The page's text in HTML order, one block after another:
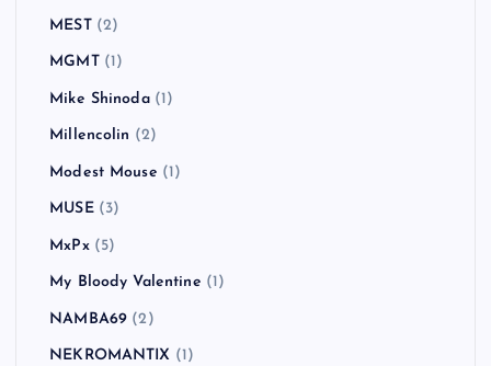
MEST(2)
MGMT(1)
Mike Shinoda(1)
Millencolin (2)
Modest Mouse (1)
MUSE(3)
MxPx(5)
My Bloody Valentine (1)
NAMBA69 (2)
NEKROMANTIX (1)